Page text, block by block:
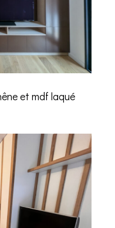
et mdf laqué